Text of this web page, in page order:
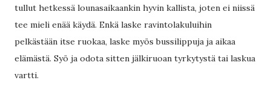
tullut hetkessä lounasaikaankin hyvin kallista, joten ei niissä
tee mieli enää käydä. Enkä laske ravintolakuluihin
pelkästään itse ruokaa, laske myös bussilippuja ja aikaa
elämästä. Syö ja odota sitten jälkiruoan tyrkytystä tai laskua
vartti.